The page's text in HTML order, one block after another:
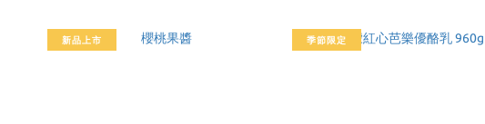
新品上市 季節限定